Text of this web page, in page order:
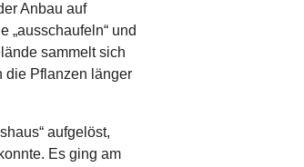
Anbau auf
„ausschaufeln“ und
sammelt sich
die Pflanzen länger
aufgelöst,
Es ging am